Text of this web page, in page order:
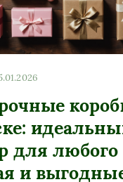
для любого
и